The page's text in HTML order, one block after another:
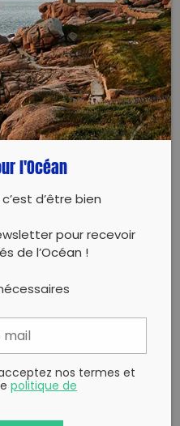
l'Océan
d’être bien
pour recevoir
de l’Océan !
nos termes et
politique de